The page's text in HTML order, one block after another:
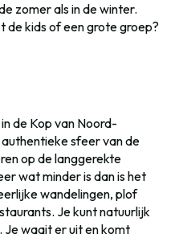
zomer als in de winter.
kids of een grote groep?
de Kop van Noord-
sfeer van de
op de langgerekte
wat minder is dan is het
wandelingen, plof
Je kunt natuurlijk
waait er uit en komt